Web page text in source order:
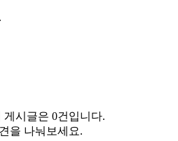
시글은 0건입니다.
을 나눠보세요.